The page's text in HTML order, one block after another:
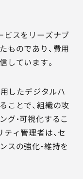
ビスをリーズナブ
ものであり、費用
しています。
したデジタルハ
ことで、組織の攻
グ・可視化するこ
ィ管理者は、セ
スの強化・維持を